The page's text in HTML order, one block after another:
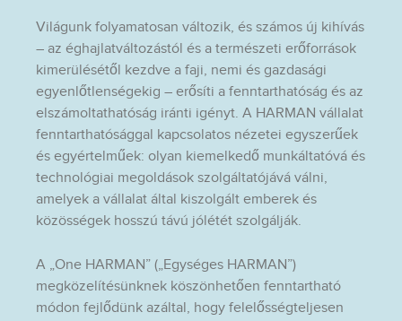
Világunk folyamatosan változik, és számos új kihívás
– az éghajlatváltozástól és a természeti erőforrások
kimerülésétől kezdve a faji, nemi és gazdasági
egyenlőtlenségekig – erősíti a fenntarthatóság és az
elszámoltathatóság iránti igényt. A HARMAN vállalat
fenntarthatósággal kapcsolatos nézetei egyszerűek
és egyértelműek: olyan kiemelkedő munkáltatóvá és
technológiai megoldások szolgáltatójává válni,
amelyek a vállalat által kiszolgált emberek és
közösségek hosszú távú jólétét szolgálják.
A „One HARMAN” („Egységes HARMAN”)
megközelítésünknek köszönhetően fenntartható
módon fejlődünk azáltal, hogy felelősségteljesen